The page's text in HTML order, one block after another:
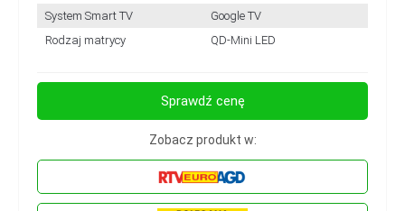
System Smart TV
Google TV
Rodzaj matrycy
QD-Mini LED
Sprawdź cenę
Zobacz produkt w: